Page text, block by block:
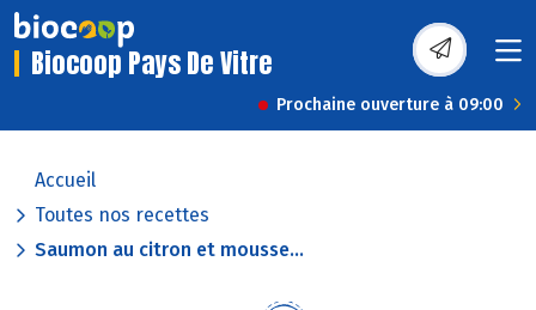
Biocoop Pays De Vitre
Prochaine ouverture à 09:00
Accueil
Toutes nos recettes
Saumon au citron et mousse...